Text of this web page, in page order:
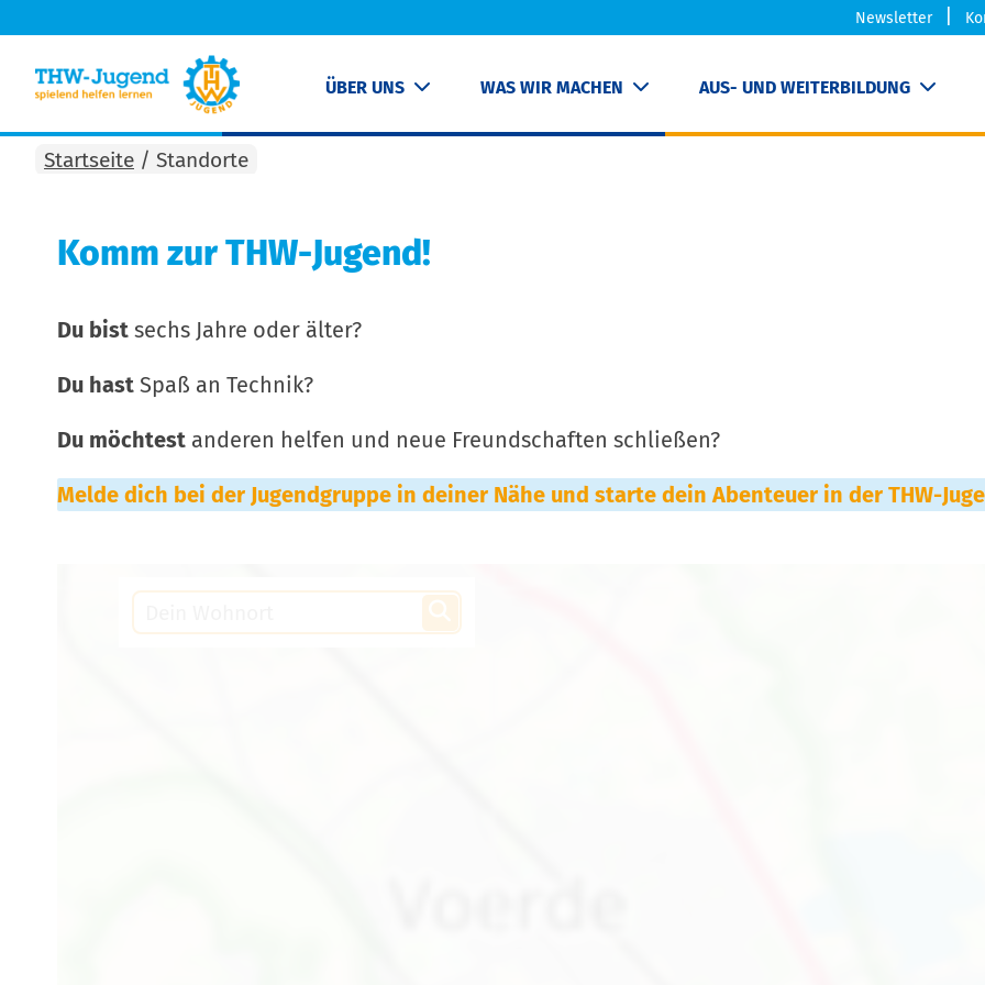
Newsletter
ÜBER UNS WAS WIR MACHEN AUS- UND WEITERBILDUNG
Startseite / Standorte
Komm zur THW-Jugend!
Du bist sechs Jahre oder älter?
Du hast Spaß an Technik?
Du möchtest anderen helfen und neue Freundschaften schließen?
Melde dich bei der Jugendgruppe in deiner Nähe und starte dein Abenteuer in der THW-